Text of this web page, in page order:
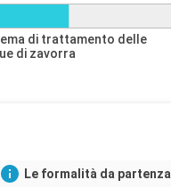
di trattamento delle
di zavorra
Le formalità da partenza